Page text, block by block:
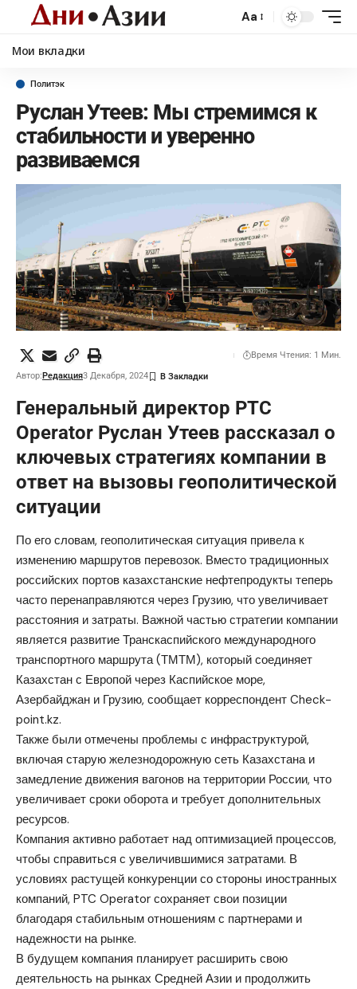
Aa
Мои вкладки
Политэк
Руслан Утеев: Мы стремимся к
стабильности и уверенно
развиваемся
Автор:Редакция3 Декабря, 2024
Время Чтения: 1 Мин.
Генеральный директор PTC
Operator Руслан Утеев рассказал о
ключевых стратегиях компании в
ответ на вызовы геополитической
ситуации
По его словам, геополитическая ситуация привела к
изменению маршрутов перевозок. Вместо традиционных
российских портов казахстанские нефтепродукты теперь
часто перенаправляются через Грузию, что увеличивает
расстояния и затраты. Важной частью стратегии компании
является развитие Транскаспийского международного
транспортного маршрута (ТМТМ), который соединяет
Казахстан с Европой через Каспийское море,
Азербайджан и Грузию, сообщает корреспондент Check-
point.kz.
Также были отмечены проблемы с инфраструктурой,
включая старую железнодорожную сеть Казахстана и
замедление движения вагонов на территории России, что
увеличивает сроки оборота и требует дополнительных
ресурсов.
Компания активно работает над оптимизацией процессов,
чтобы справиться с увеличившимися затратами. В
условиях растущей конкуренции со стороны иностранных
компаний, PTC Operator сохраняет свои позиции
благодаря стабильным отношениям с партнерами и
надежности на рынке.
В будущем компания планирует расширить свою
деятельность на рынках Средней Азии и продолжить